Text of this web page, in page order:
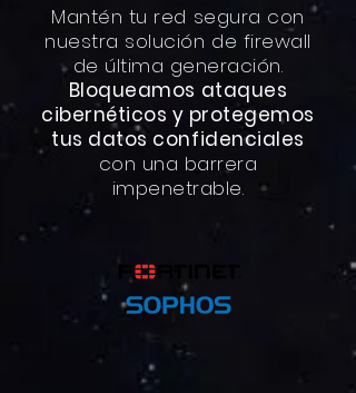
Mantén tu red segura con
nuestra solución de firewall
de última generación.
Bloqueamos ataques
cibernéticos y protegemos
tus datos confidenciales
con una barrera
impenetrable.